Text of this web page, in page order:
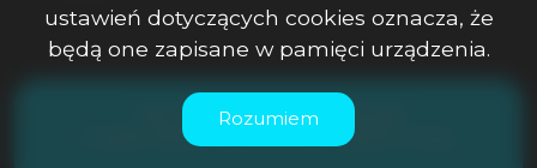
ASK Office Anna Skwarciak © 2026
Program dla biur nieruchomości
Galactica Virgo
ustawień dotyczących cookies oznacza, że
będą one zapisane w pamięci urządzenia.
Rozumiem